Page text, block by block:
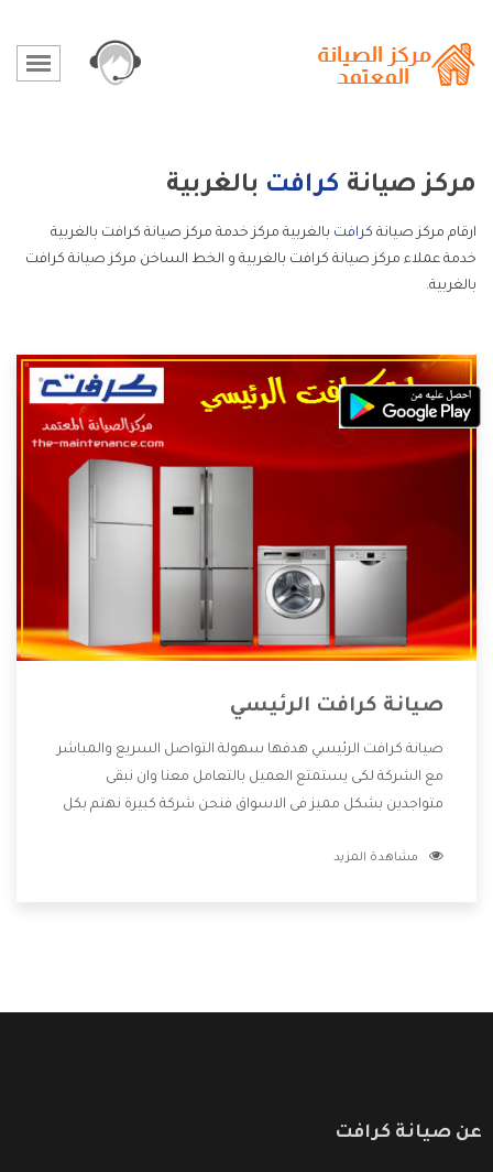
مركز صيانة كرافت بالغربية
ارقام مركز صيانة كرافت بالغربية مركز خدمة مركز صيانة كرافت بالغربية
خدمة عملاء مركز صيانة كرافت بالغربية و الخط الساخن مركز صيانة كرافت
بالغربية.
صيانة كرافت الرئيسي
صيانة كرافت الرئيسي هدفها سهولة التواصل السريع والمباشر
مع الشركة لكى يستمتع العميل بالتعامل معنا وان نبقى
متواجدين بشكل مميز فى الاسواق فنحن شركة كبيرة نهتم بكل
الشركة بها والتى تكون منها خدمة الصيانة التى تكون من أهم
مشاهدة المزيد
عن صيانة كرافت